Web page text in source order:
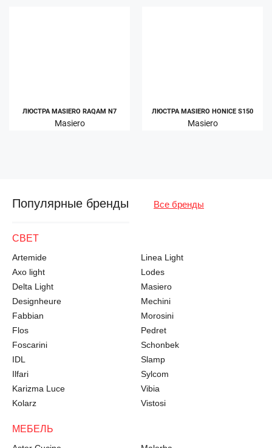
ЛЮСТРА MASIERO RAQAM N7
Masiero
ЛЮСТРА MASIERO HONICE S150
Masiero
Популярные бренды Все бренды
СВЕТ
Artemide
Axo light
Delta Light
Designheure
Fabbian
Flos
Foscarini
IDL
Ilfari
Karizma Luce
Kolarz
Linea Light
Lodes
Masiero
Mechini
Morosini
Pedret
Schonbek
Slamp
Sylcom
Vibia
Vistosi
МЕБЕЛЬ